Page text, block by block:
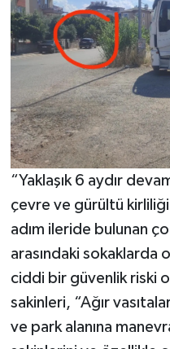
“Yaklaşık 6 aydır
çevre ve gürültü
adım ileride bulunan
arasındaki sokaklarda
ciddi bir güvenlik riski
sakinleri, “Ağır
ve park alanına